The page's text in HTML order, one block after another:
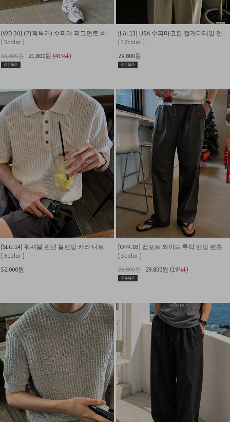
[WD.30] (기획특가) 수피마 피그먼트 버뮤다 와이드 쇼츠
[ 5color ]
36,800원
21,800원 (41%↓)
[LAI.13] USA 수피마코튼 절개디테일 인생 반팔티
[ 12color ]
29,800원
[SLG.14] 워셔블 린넨 블렌딩 카라 니트
[ 6color ]
52,000원
[OPR.03] 컴포트 와이드 투턱 밴딩 팬츠
[ 5color ]
36,800원
29,800원 (19%↓)